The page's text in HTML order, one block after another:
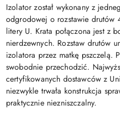
Izolator został wykonany z
odgrodowej o rozstawie drutów
litery U. Krata połączona jest z
nierdzewnych. Rozstaw drutów
izolatora przez matkę pszczelą.
swobodnie przechodzić.
certyfikowanych dostawców z
niezwykle trwała konstrukcja
praktycznie niezniszczalny.